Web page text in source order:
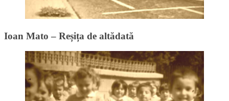
Ioan Mato – Reșița de altădată